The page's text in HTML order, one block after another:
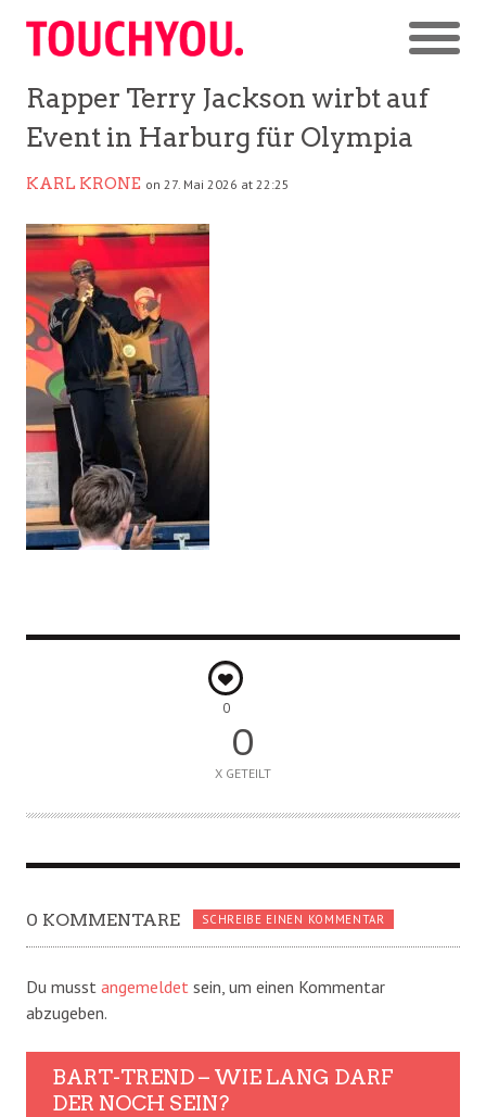
Rapper Terry Jackson wirbt auf
Event in Harburg für Olympia
KARL KRONE on 27. Mai 2026 at 22:25
0
0
X GETEILT
0 KOMMENTARE SCHREIBE EINEN KOMMENTAR
Du musst angemeldet sein, um einen Kommentar
abzugeben.
BART-TREND – WIE LANG DARF
DER NOCH SEIN?